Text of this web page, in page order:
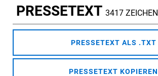
PRESSETEXT 3417 ZEICHEN
PRESSETEXT ALS .TXT
PRESSETEXT KOPIEREN